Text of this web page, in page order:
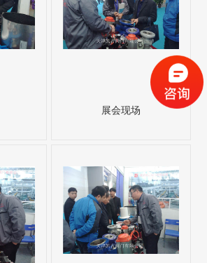
展会现场